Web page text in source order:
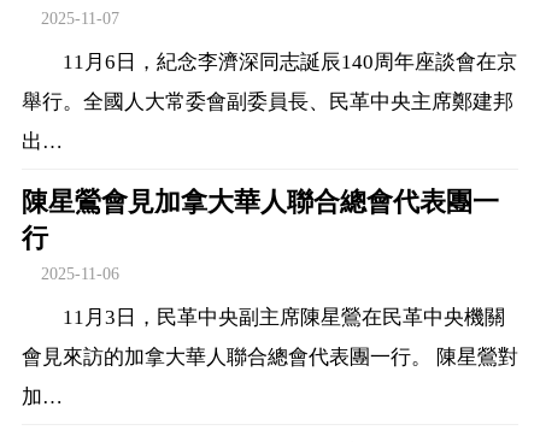
2025-11-07
11月6日，紀念李濟深同志誕辰140周年座談會在京
舉行。全國人大常委會副委員長、民革中央主席鄭建邦
出…
陳星鶯會見加拿大華人聯合總會代表團一
行
2025-11-06
11月3日，民革中央副主席陳星鶯在民革中央機關
會見來訪的加拿大華人聯合總會代表團一行。 陳星鶯對
加…